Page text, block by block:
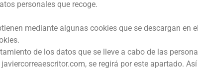
personales que recoge.
mediante algunas cookies que se descargan en
de los datos que se lleve a cabo de las
se regirá por este apartado.